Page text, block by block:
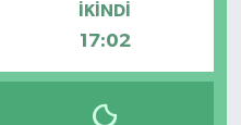
İKINDI
17:02